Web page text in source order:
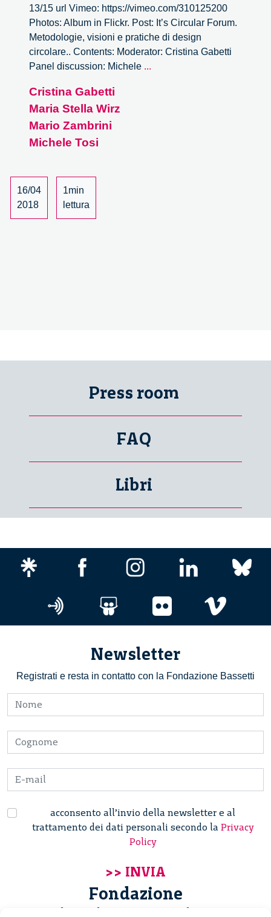
13/15 url Vimeo: https://vimeo.com/310125200
Photos: Album in Flickr. Post: It’s Circular Forum.
Metodologie, visioni e pratiche di design
circolare.. Contents: Moderator: Cristina Gabetti
Panel discussion: Michele ...
Cristina Gabetti
Maria Stella Wirz
Mario Zambrini
Michele Tosi
16/04
2018
1min
lettura
Press room
FAQ
Libri
Newsletter
Registrati e resta in contatto con la Fondazione Bassetti
acconsento all’invio della newsletter e al
trattamento dei dati personali secondo la Privacy
Policy
Fondazione